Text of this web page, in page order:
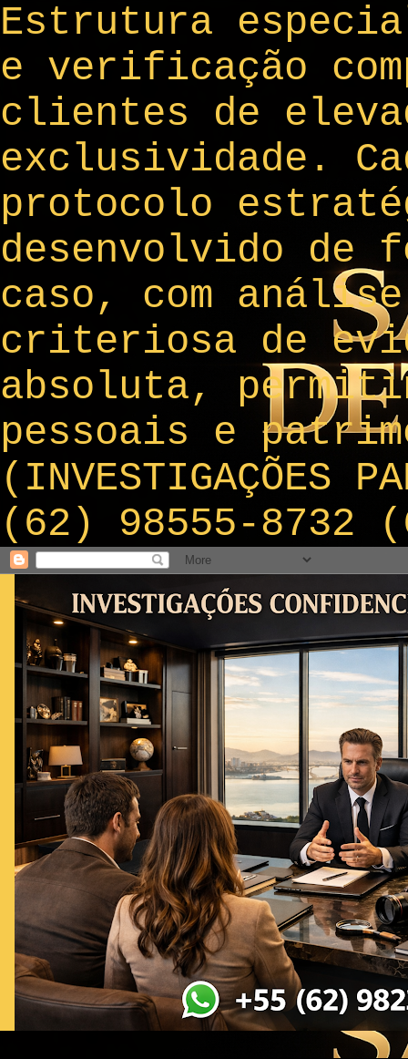
Estrutura
e verificação
clientes de
exclusividade.
protocolo
desenvolvido de
caso, com
criteriosa de
absoluta,
pessoais e
(INVESTIGAÇÕES
(62) 98555-8732